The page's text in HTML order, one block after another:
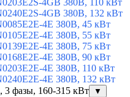
4GB 380В, 110 кВт
4GB 380В, 132 кВт
4E 380В, 45 кВт
4E 380В, 55 кВт
4E 380В, 75 кВт
4E 380В, 90 кВт
4E 380В, 110 кВт
4E 380В, 132 кВт
3 фазы, 160-315 кВт
▼